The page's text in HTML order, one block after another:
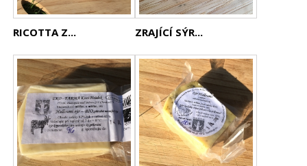
RICOTTA Z... ZRAJÍCÍ SÝR...